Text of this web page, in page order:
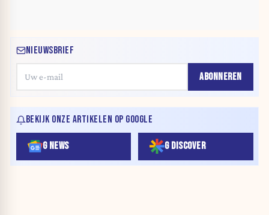
NIEUWSBRIEF
ABONNEREN
BEKIJK ONZE ARTIKELEN OP GOOGLE
G NEWS G DISCOVER